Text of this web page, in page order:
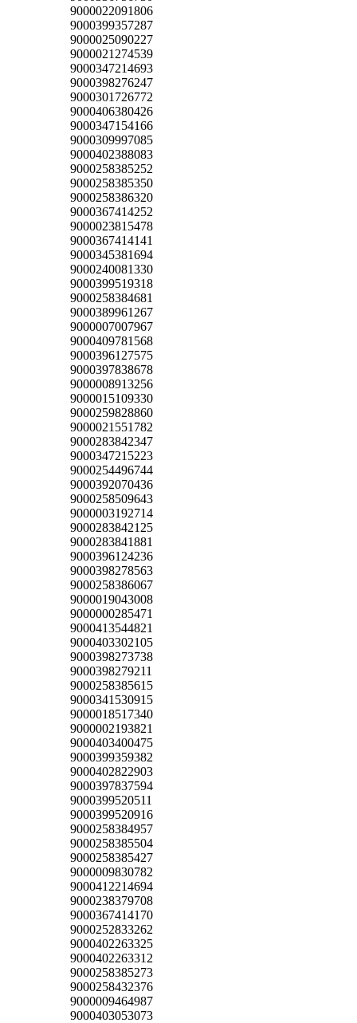
9000022091806
9000399357287
9000025090227
9000021274539
9000347214693
9000398276247
9000301726772
9000406380426
9000347154166
9000309997085
9000402388083
9000258385252
9000258385350
9000258386320
9000367414252
9000023815478
9000367414141
9000345381694
9000240081330
9000399519318
9000258384681
9000389961267
9000007007967
9000409781568
9000396127575
9000397838678
9000008913256
9000015109330
9000259828860
9000021551782
9000283842347
9000347215223
9000254496744
9000392070436
9000258509643
9000003192714
9000283842125
9000283841881
9000396124236
9000398278563
9000258386067
9000019043008
9000000285471
9000413544821
9000403302105
9000398273738
9000398279211
9000258385615
9000341530915
9000018517340
9000002193821
9000403400475
9000399359382
9000402822903
9000397837594
9000399520511
9000399520916
9000258384957
9000258385504
9000258385427
9000009830782
9000412214694
9000238379708
9000367414170
9000252833262
9000402263325
9000402263312
9000258385273
9000258432376
9000009464987
9000403053073